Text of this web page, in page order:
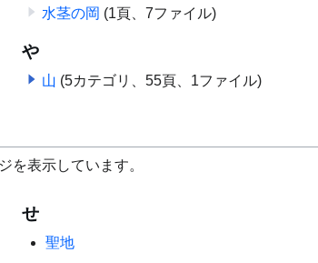
水茎の岡 (1頁、7ファイル)
や
山 (5カテゴリ、55頁、1ファイル)
を表示しています。
せ
聖地